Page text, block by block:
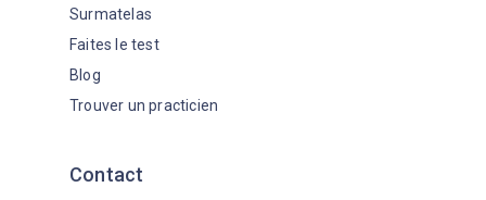
Contact
Surmatelas
Blog
Trouver un practicien
Faites le test